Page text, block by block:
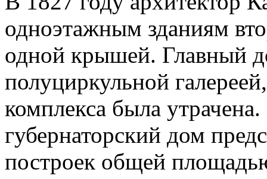
одноэтажным зданиям
одной крышей. Главный
полуциркульной
комплекса была
губернаторский дом
построек общей